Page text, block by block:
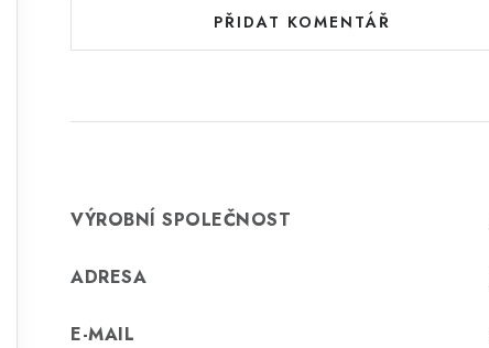
PŘIDAT KOMENTÁŘ
VÝROBNÍ SPOLEČNOST
ADRESA
E-MAIL